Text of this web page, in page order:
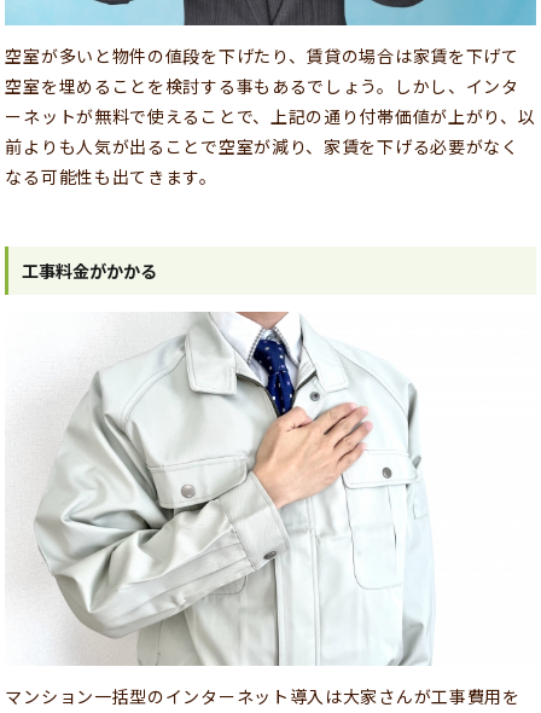
空室が多いと物件の値段を下げたり、賃貸の場合は家賃を下げて
空室を埋めることを検討する事もあるでしょう。しかし、インタ
ーネットが無料で使えることで、上記の通り付帯価値が上がり、以
前よりも人気が出ることで空室が減り、家賃を下げる必要がなく
なる可能性も出てきます。
工事料金がかかる
マンション一括型のインターネット導入は大家さんが工事費用を